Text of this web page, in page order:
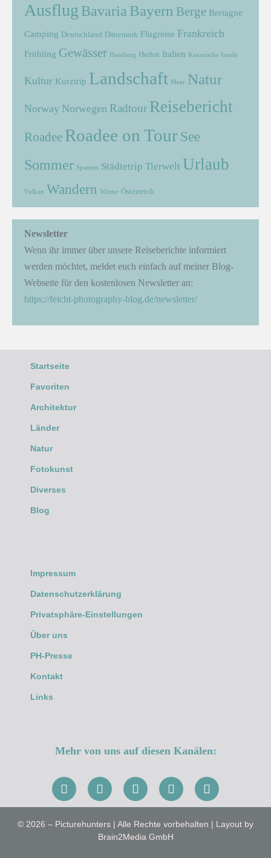
Ausflug Bavaria Bayern Berge Bretagne
Camping Deutschland Dänemark Flugreise Frankreich
Frühling Gewässer Hamburg Herbst Italien Kanarische Inseln
Kultur Kurztrip Landschaft Meer Natur
Norway Norwegen Radtour Reisebericht
Roadee Roadee on Tour See
Sommer Spanien Städtetrip Tierwelt Urlaub
Vulkan Wandern Winter Österreich
Newsletter
Wenn ihr immer über unsere Reiseberichte informiert
werden möchtet, meldet euch einfach auf meiner Blog-
Webseite für den kostenlosen Newsletter an:
https://feicht-photography-blog.de/newsletter/
Startseite
Favoriten
Architektur
Länder
Natur
Fotokunst
Diverses
Blog
Impressum
Datenschutzerklärung
Privatsphäre-Einstellungen
Über uns
PH-Presse
Kontakt
Links
Mehr von uns auf diesen Kanälen:
© 2026 – Picturehunters | Alle Rechte vorbehalten | Layout by
Brain2Media GmbH